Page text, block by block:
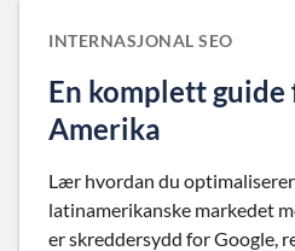
INTERNASJONAL SEO
En komplett guide
Amerika
Lær hvordan du
latinamerikanske markedet
er skreddersydd for Google,